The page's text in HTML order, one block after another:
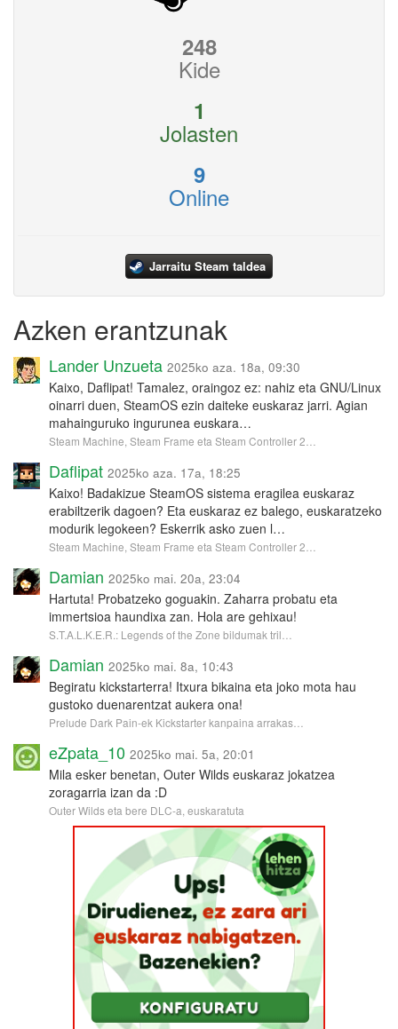
248
Kide
1
Jolasten
9
Online
Jarraitu Steam taldea
Azken erantzunak
Lander Unzueta 2025ko aza. 18a, 09:30
Kaixo, Daflipat! Tamalez, oraingoz ez: nahiz eta GNU/Linux
oinarri duen, SteamOS ezin daiteke euskaraz jarri. Agian
mahainguruko ingurunea euskara…
Steam Machine, Steam Frame eta Steam Controller 2…
Daflipat 2025ko aza. 17a, 18:25
Kaixo! Badakizue SteamOS sistema eragilea euskaraz
erabiltzerik dagoen? Eta euskaraz ez balego, euskaratzeko
modurik legokeen? Eskerrik asko zuen l…
Steam Machine, Steam Frame eta Steam Controller 2…
Damian 2025ko mai. 20a, 23:04
Hartuta! Probatzeko goguakin. Zaharra probatu eta
immertsioa haundixa zan. Hola are gehixau!
S.T.A.L.K.E.R.: Legends of the Zone bildumak tril…
Damian 2025ko mai. 8a, 10:43
Begiratu kickstarterra! Itxura bikaina eta joko mota hau
gustoko duenarentzat aukera ona!
Prelude Dark Pain-ek Kickstarter kanpaina arrakas…
eZpata_10 2025ko mai. 5a, 20:01
Mila esker benetan, Outer Wilds euskaraz jokatzea
zoragarria izan da :D
Outer Wilds eta bere DLC-a, euskaratuta